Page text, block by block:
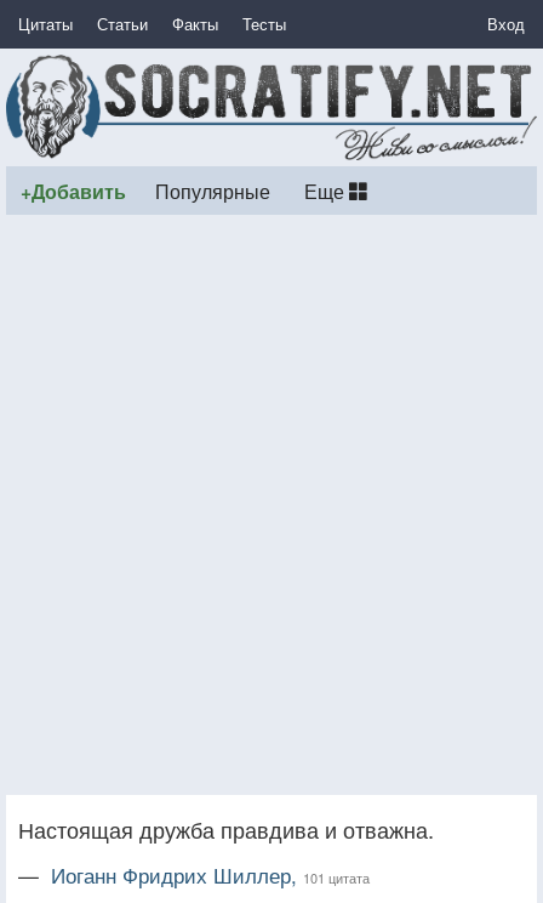
Цитаты Статьи Факты Тесты Вход
+Добавить Популярные Еще
Настоящая дружба правдива и отважна.
— Иоганн Фридрих Шиллер, 101 цитата